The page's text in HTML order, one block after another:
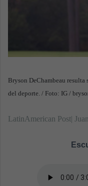
Bryson DeChambeau
del deporte. / Foto: IG /
LatinAmerican Post|